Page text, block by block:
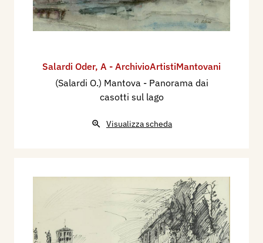
Salardi Oder, A - ArchivioArtistiMantovani
(Salardi O.) Mantova - Panorama dai
casotti sul lago
Visualizza scheda